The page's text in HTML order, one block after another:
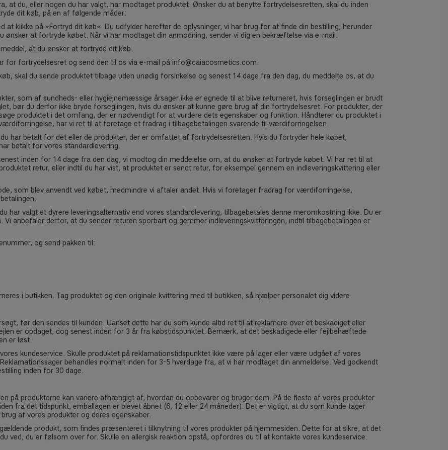
at du, eller nogen du har valgt, har modtaget produktet. Ønsker du at benytte fortrydelsesretten, skal du inden
dit køb, på en af følgende måder:
at klikke på »Fortryd dit køb«. Du udfylder herefter de oplysninger, vi har brug for at finde din bestilling, herunder
at fortryde købet. Når vi har modtaget din anmodning, sender vi dig en bekræftelse via e-mail.
at du ønsker at fortryde dit køb.
for fortrydelsesret og send den til os via e-mail på info@caiacosmetics.com.
skal du sende produktet tilbage uden unødig forsinkelse og senest 14 dage fra den dag, du meddelte os, at du
som af sundheds- eller hygiejnemæssige årsager ikke er egnede til at blive returneret, hvis forseglingen er brudt
bør du derfor ikke bryde forseglingen, hvis du ønsker at kunne gøre brug af din fortrydelsesret. For produkter, der
produktet i det omfang, der er nødvendigt for at vurdere dets egenskaber og funktion. Håndterer du produktet i
har vi ret til at foretage et fradrag i tilbagebetalingen svarende til værdiforringelsen.
har betalt for det eller de produkter, der er omfattet af fortrydelsesretten. Hvis du fortryder hele købet,
betalt for vores standardlevering.
inden for 14 dage fra den dag, vi modtog din meddelelse om, at du ønsker at fortryde købet. Vi har ret til at
retur, eller indtil du har vist, at produktet er sendt retur, for eksempel gennem en indleveringskvittering eller
som blev anvendt ved købet, medmindre vi aftaler andet. Hvis vi foretager fradrag for værdiforringelse,
har valgt et dyrere leveringsalternativ end vores standardlevering, tilbagebetales denne meromkostning ikke. Du er
anbefaler derfor, at du sender returen sporbart og gemmer indleveringskvitteringen, indtil tilbagebetalingen er
og send pakken til:
i butikken. Tag produktet og den originale kvittering med til butikken, så hjælper personalet dig videre.
før den sendes til kunden. Uanset dette har du som kunde altid ret til at reklamere over et beskadiget eller
er opdaget, dog senest inden for 3 år fra købstidspunktet. Bemærk, at det beskadigede eller fejlbehæftede
er løst.
kundeservice. Skulle produktet på reklamationstidspunktet ikke være på lager eller være udgået af vores
behandles normalt inden for 3-5 hverdage fra, at vi har modtaget din anmeldelse. Ved godkendt
inden for 30 dage.
på produkterne kan variere afhængigt af, hvordan du opbevarer og bruger dem. På de fleste af vores produkter
fra det tidspunkt, emballagen er blevet åbnet (6, 12 eller 24 måneder). Det er vigtigt, at du som kunde tager
af vores produkter og deres egenskaber.
produkt, som findes præsenteret i tilknytning til vores produkter på hjemmesiden. Dette for at sikre, at det
ved, du er følsom over for. Skulle en allergisk reaktion opstå, opfordres du til at kontakte vores kundeservice.